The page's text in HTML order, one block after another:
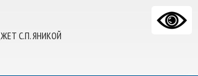
С.П. ЯНИКОЙ